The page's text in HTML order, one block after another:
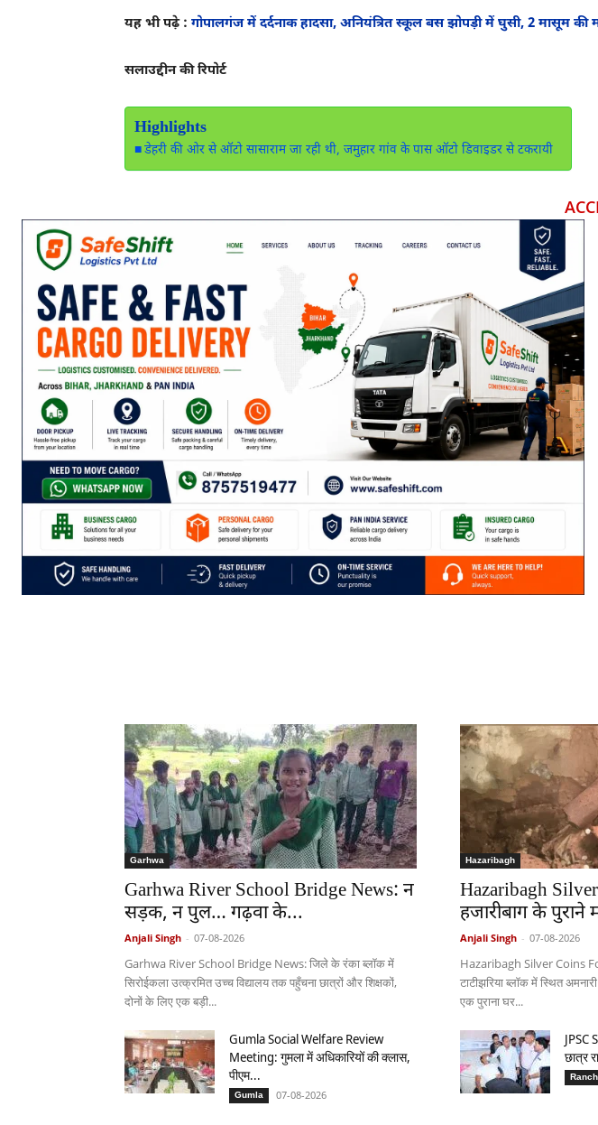
यह भी पढ़े : गोपालगंज में दर्दनाक हादसा, अनियंत्रित स्कूल बस झोपड़ी में घुसी, 2 मासूम
सलाउद्दीन की रिपोर्ट
Highlights
डेहरी की ओर से ऑटो सासाराम जा रही थी, जमुहार गांव के पास ऑटो डिवाइडर से टकरायी
Garhwa
Garhwa River School Bridge News: न
सड़क, न पुल… गढ़वा के...
Anjali Singh - 07-08-2026
Garhwa River School Bridge News: जिले के रंका ब्लॉक में
सिरोईकला उत्क्रमित उच्च विद्यालय तक पहुँचना छात्रों और शिक्षकों,
दोनों के लिए एक बड़ी...
Hazaribagh
Hazaribagh
हजारीबाग के पुराने
Anjali Singh - 07-08-2026
Hazaribagh Silver Coins
टाटीझरिया ब्लॉक में स्थित
एक पुराना घर...
Gumla Social Welfare Review
Meeting: गुमला में अधिकारियों की क्लास,
पीएम...
Gumla 07-08-2026
छात्र